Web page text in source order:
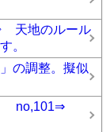
天地のルール
。
の調整。擬似
no,101⇒